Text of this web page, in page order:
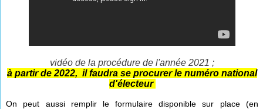
vidéo de la procédure de l'année 2021 ;
à partir de 2022, il faudra se procurer le numéro national
d'électeur
On peut aussi remplir le formulaire disponible sur place (en